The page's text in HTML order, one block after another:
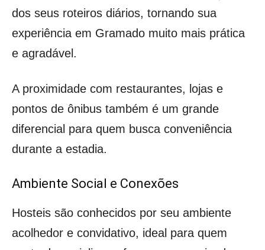
dos seus roteiros diários, tornando sua
experiência em Gramado muito mais prática
e agradável.
A proximidade com restaurantes, lojas e
pontos de ônibus também é um grande
diferencial para quem busca conveniência
durante a estadia.
Ambiente Social e Conexões
Hosteis são conhecidos por seu ambiente
acolhedor e convidativo, ideal para quem